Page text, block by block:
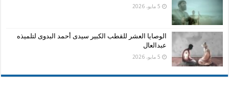
5 مايو، 2026
الوصايا العشر للقطب الكبير سيدى أحمد البدوى لتلميذه
عبدالعال
5 مايو، 2026